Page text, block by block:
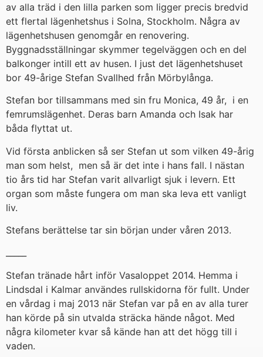
av alla träd i den lilla parken som ligger precis bredvid
ett flertal lägenhetshus i Solna, Stockholm. Några av
lägenhetshusen genomgår en renovering.
Byggnadsställningar skymmer tegelväggen och en del
balkonger intill ett av husen. I just det lägenhetshuset
bor 49-årige Stefan Svallhed från Mörbylånga.
Stefan bor tillsammans med sin fru Monica, 49 år, i en
femrumslägenhet. Deras barn Amanda och Isak har
båda flyttat ut.
Vid första anblicken så ser Stefan ut som vilken 49-årig
man som helst, men så är det inte i hans fall. I nästan
tio års tid har Stefan varit allvarligt sjuk i levern. Ett
organ som måste fungera om man ska leva ett vanligt
liv.
Stefans berättelse tar sin början under våren 2013.
Stefan tränade hårt inför Vasaloppet 2014. Hemma i
Lindsdal i Kalmar användes rullskidorna för fullt. Under
en vårdag i maj 2013 när Stefan var på en av alla turer
han körde på sin utvalda sträcka hände något. Med
några kilometer kvar så kände han att det högg till i
vaden.